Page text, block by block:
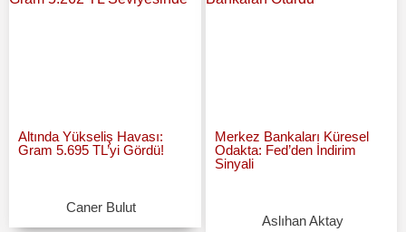
Altında Yükseliş Havası:
Gram 5.695 TL’yi Gördü!
Caner Bulut
Merkez Bankaları Küresel
Odakta: Fed’den İndirim
Sinyali
Aslıhan Aktay